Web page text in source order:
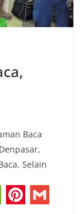
Baca
Selain